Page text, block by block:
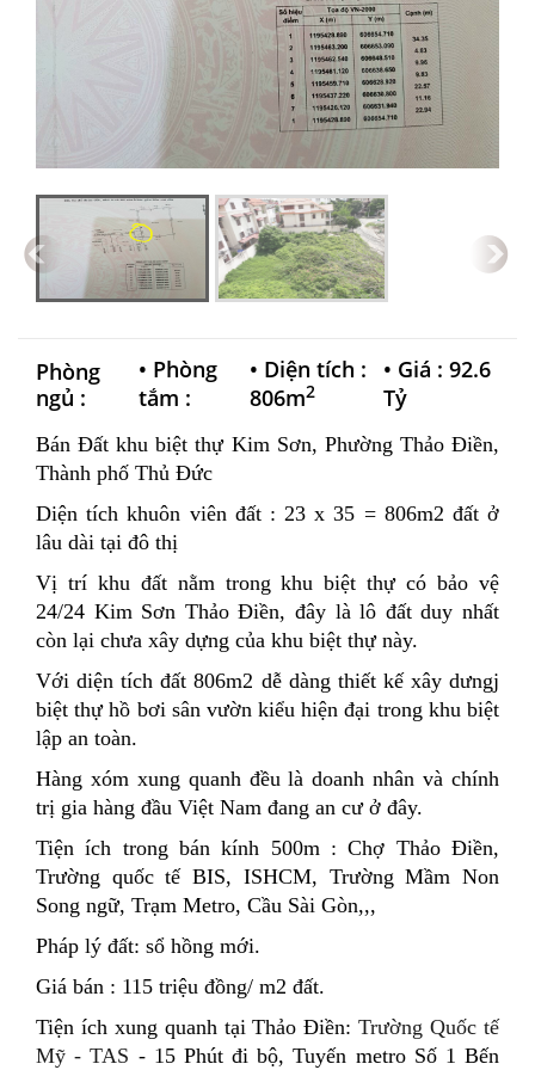
Phòng
ngủ :
• Phòng
tắm :
• Diện tích :
806m2
• Giá : 92.6
Tỷ
Bán Đất khu biệt thự Kim Sơn, Phường Thảo Điền,
Thành phố Thủ Đức
Diện tích khuôn viên đất : 23 x 35 = 806m2 đất ở
lâu dài tại đô thị
Vị trí khu đất nằm trong khu biệt thự có bảo vệ
24/24 Kim Sơn Thảo Điền, đây là lô đất duy nhất
còn lại chưa xây dựng của khu biệt thự này.
Với diện tích đất 806m2 dễ dàng thiết kế xây dưngj
biệt thự hồ bơi sân vườn kiểu hiện đại trong khu biệt
lập an toàn.
Hàng xóm xung quanh đều là doanh nhân và chính
trị gia hàng đầu Việt Nam đang an cư ở đây.
Tiện ích trong bán kính 500m : Chợ Thảo Điền,
Trường quốc tế BIS, ISHCM, Trường Mầm Non
Song ngữ, Trạm Metro, Cầu Sài Gòn,,,
Pháp lý đất: sổ hồng mới.
Giá bán : 115 triệu đồng/ m2 đất.
Tiện ích xung quanh tại Thảo Điền:Trường Quốc tế
Mỹ - TAS - 15 Phút đi bộ, Tuyến metro Số 1 Bến